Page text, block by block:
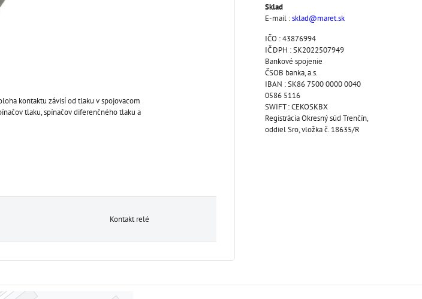
kontaktu závisí od tlaku v spojovacom
tlaku, spínačov diferenčného tlaku a
Kontakt relé
Sklad
E-mail :sklad@maret.sk
IČO : 43876994
IČ DPH : SK2022507949
Bankové spojenie
ČSOB banka, a.s.
IBAN : SK86 7500 0000 0040
0586 5116
SWIFT : CEKOSKBX
Registrácia Okresný súd Trenčín,
oddiel Sro, vložka č. 18635/R